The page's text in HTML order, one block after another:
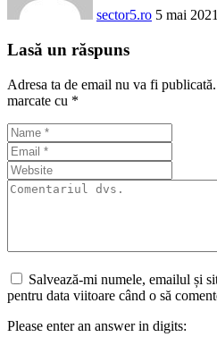
sector5.ro 5 mai 2021
Lasă un răspuns
Adresa ta de email nu va fi publicată.
marcate cu *
Salvează-mi numele, emailul și
pentru data viitoare când o să
Please enter an answer in digits: